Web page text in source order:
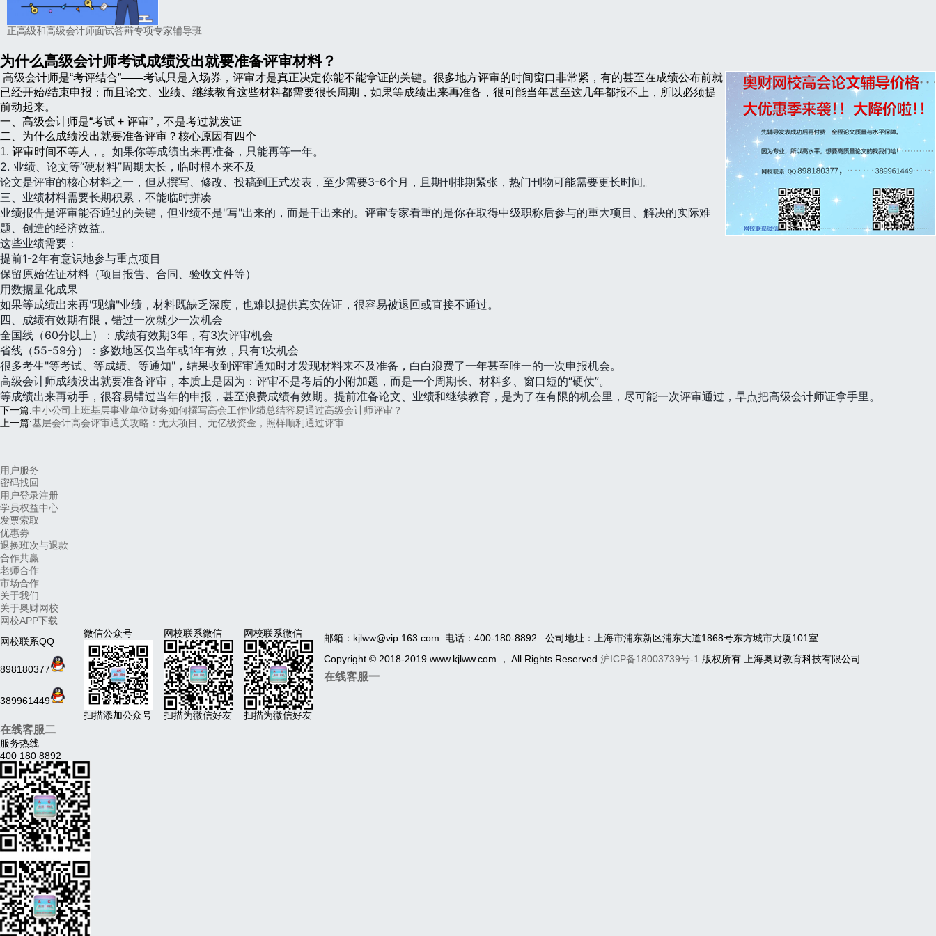
正高级和高级会计师面试答辩专项专家辅导班
为什么高级会计师考试成绩没出就要准备评审材料？
高级会计师是“考评结合”——考试只是入场券，评审才是真正决定你能不能拿证的关键。很多地方评审的时间窗口非常紧，有的甚至在成绩公布前就
已经开始/结束申报；而且论文、业绩、继续教育这些材料都需要很长周期，如果等成绩出来再准备，很可能当年甚至这几年都报不上，所以必须提
前动起来。
一、高级会计师是“考试 + 评审”，不是考过就发证
二、为什么成绩没出就要准备评审？核心原因有四个
1. 评审时间不等人，。 如果你等成绩出来再准备，只能再等一年。
2. 业绩、论文等“硬材料”周期太长，临时根本来不及
论文是评审的核心材料之一，但从撰写、修改、投稿到正式发表，至少需要3-6个月，且期刊排期紧张，热门刊物可能需要更长时间。
三、业绩材料需要长期积累，不能临时拼凑
业绩报告是评审能否通过的关键，但业绩不是"写"出来的，而是干出来的。评审专家看重的是你在取得中级职称后参与的重大项目、解决的实际难
题、创造的经济效益。
这些业绩需要：
提前1-2年有意识地参与重点项目
保留原始佐证材料（项目报告、合同、验收文件等）
用数据量化成果
如果等成绩出来再"现编"业绩，材料既缺乏深度，也难以提供真实佐证，很容易被退回或直接不通过。
四、成绩有效期有限，错过一次就少一次机会
全国线（60分以上）：成绩有效期3年，有3次评审机会
省线（55-59分）：多数地区仅当年或1年有效，只有1次机会
很多考生"等考试、等成绩、等通知"，结果收到评审通知时才发现材料来不及准备，白白浪费了一年甚至唯一的一次申报机会。
高级会计师成绩没出就要准备评审，本质上是因为：评审不是考后的小附加题，而是一个周期长、材料多、窗口短的“硬仗”。
等成绩出来再动手，很容易错过当年的申报，甚至浪费成绩有效期。提前准备论文、业绩和继续教育，是为了在有限的机会里，尽可能一次评审通过，早点把高级会计师证拿手里。
下一篇:中小公司上班基层事业单位财务如何撰写高会工作业绩总结容易通过高级会计师评审？
上一篇:基层会计高会评审通关攻略：无大项目、无亿级资金，照样顺利通过评审
用户服务
密码找回
用户登录注册
学员权益中心
发票索取
优惠劵
退换班次与退款
合作共赢
老师合作
市场合作
关于我们
关于奥财网校
网校APP下载
网校联系QQ
898180377
389961449
微信公众号
扫描添加公众号
网校联系微信
扫描为微信好友
网校联系微信
扫描为微信好友
邮箱：kjlww@vip.163.com 电话：400-180-8892 公司地址：上海市浦东新区浦东大道1868号东方城市大厦101室
Copyright © 2018-2019 www.kjlww.com ， All Rights Reserved 沪ICP备18003739号-1 版权所有 上海奥财教育科技有限公司
在线客服一
在线客服二
服务热线
400 180 8892